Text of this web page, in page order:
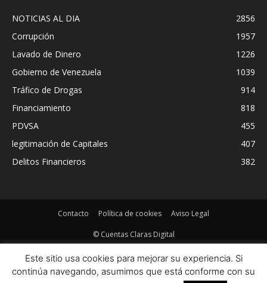
NOTICIAS AL DIA
2856
Corrupción
1957
Lavado de Dinero
1226
Gobierno de Venezuela
1039
Tráfico de Drogas
914
Financiamiento
818
PDVSA
455
legitimación de Capitales
407
Delitos Financieros
382
Contacto Política de cookies Aviso Legal
© Cuentas Claras Digital
Este sitio usa cookies para mejorar su experiencia. Si
continúa navegando, asumimos que está conforme con su